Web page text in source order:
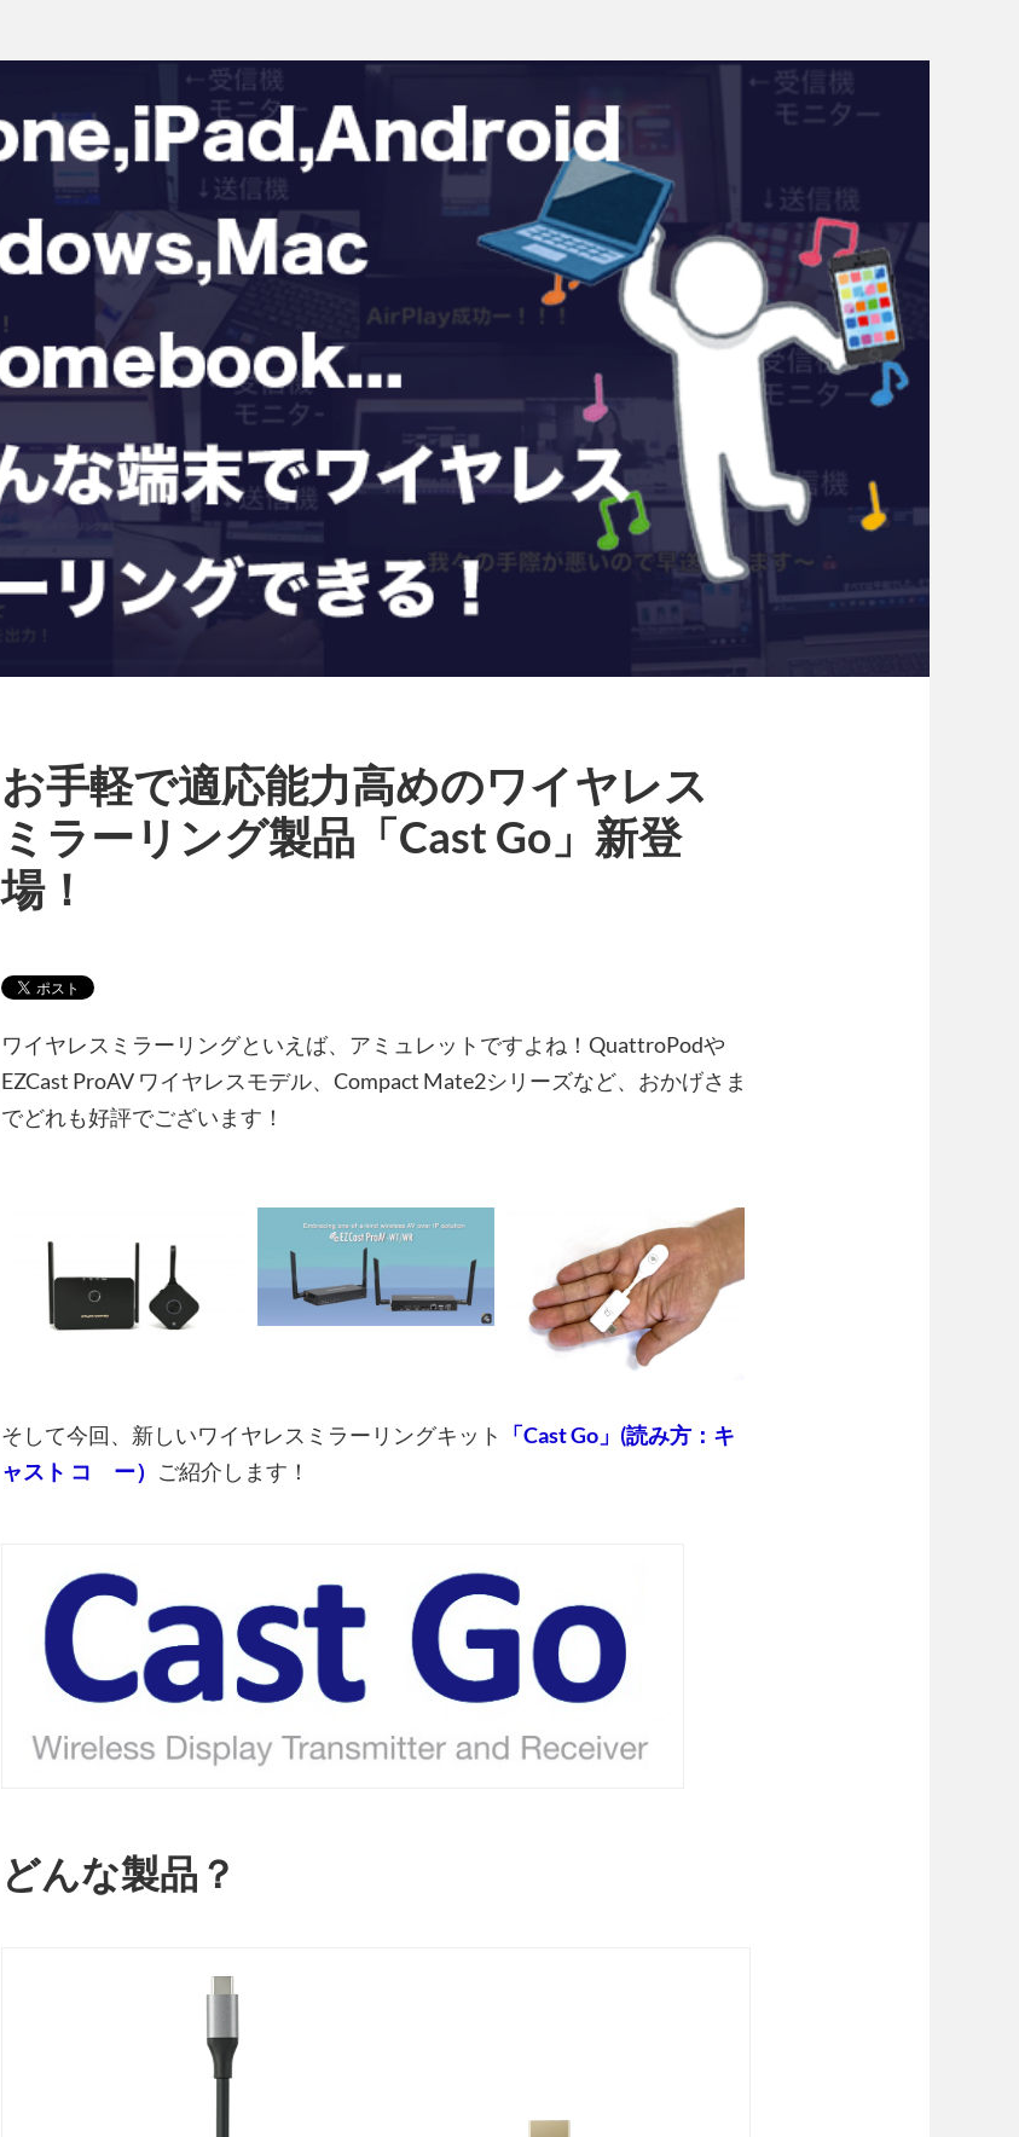
お手軽で適応能力高めのワイヤレス
ミラーリング製品「Cast Go」新登
場！
ワイヤレスミラーリングといえば、アミュレットですよね！QuattroPodや
EZCast ProAV ワイヤレスモデル、Compact Mate2シリーズなど、おかげさま
でどれも好評でございます！
そして今回、新しいワイヤレスミラーリングキット
「Cast Go」(読み方：キ
ャスト コ゚ー） ご紹介します！
どんな製品？